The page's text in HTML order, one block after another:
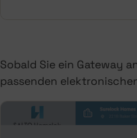
Sobald Sie ein Gateway
passenden